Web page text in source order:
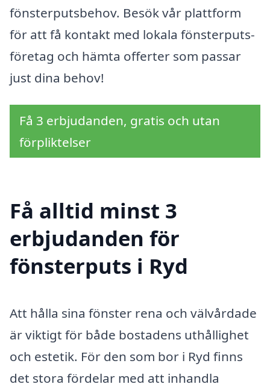
fönsterputsbehov. Besök vår plattform
för att få kontakt med lokala fönsterputs-
företag och hämta offerter som passar
just dina behov!
Få 3 erbjudanden, gratis och utan
förpliktelser
Få alltid minst 3
erbjudanden för
fönsterputs i Ryd
Att hålla sina fönster rena och välvårdade
är viktigt för både bostadens uthållighet
och estetik. För den som bor i Ryd finns
det stora fördelar med att inhandla